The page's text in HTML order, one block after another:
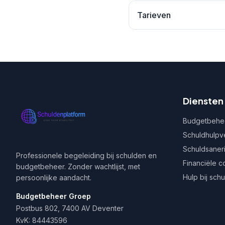
Tarieven
Professionele begeleiding bij schulden en
budgetbeheer. Zonder wachtlijst, met
persoonlijke aandacht.
Budgetbeheer Groep
Postbus 802, 7400 AV Deventer
KvK: 84443596
Diensten
Financiële
Hulp bij